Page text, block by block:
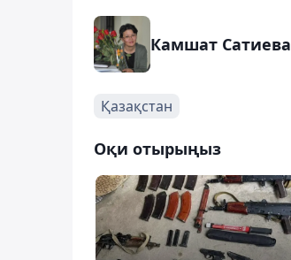
Камшат Сатиева
Қазақстан
Оқи отырыңыз